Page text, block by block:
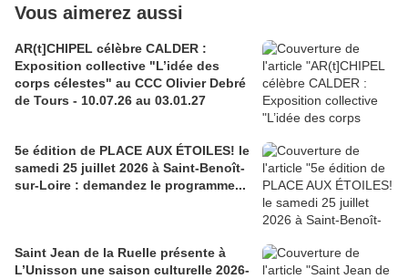
Vous aimerez aussi
AR(t]CHIPEL célèbre CALDER :
Exposition collective "L’idée des
corps célestes" au CCC Olivier Debré
de Tours - 10.07.26 au 03.01.27
5e édition de PLACE AUX ÉTOILES! le
samedi 25 juillet 2026 à Saint-Benoît-
sur-Loire : demandez le programme...
Saint Jean de la Ruelle présente à
L’Unisson une saison culturelle 2026-